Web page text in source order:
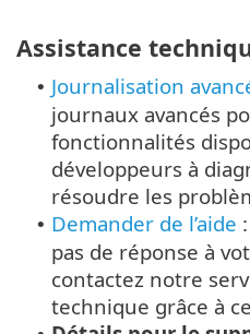
Assistance
• Journalisation
journaux avancés
fonctionnalités
développeurs à
résoudre les
• Demander de l’aide
pas de réponse à
contactez notre
technique grâce à